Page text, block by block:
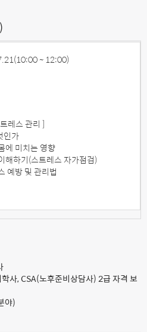
(10:00 ~ 12:00)
레스 관리 ]
인가
에 미치는 영향
해하기(스트레스 자가점검)
예방 및 관리법
사, CSA(노후준비상담사) 2급 자격 보
야)